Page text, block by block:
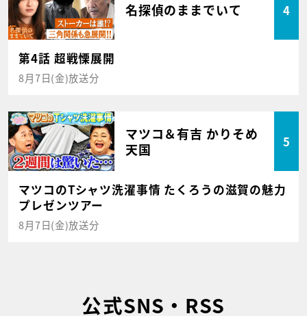
名探偵のままでいて 4
第4話 超戦慄展開
8月7日(金)放送分
マツコ＆有吉 かりそめ
天国
5
マツコのTシャツ洗濯事情 たくろうの滋賀の魅力
プレゼンツアー
8月7日(金)放送分
公式SNS・RSS